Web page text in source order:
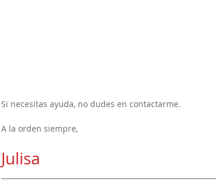
Si necesitas ayuda, no dudes en contactarme.
A la orden siempre,
Julisa